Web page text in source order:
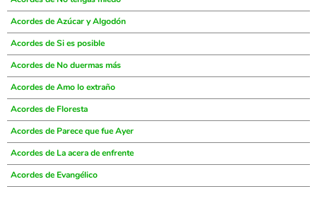
Acordes de Azúcar y Algodón
Acordes de Si es posible
Acordes de No duermas más
Acordes de Amo lo extraño
Acordes de Floresta
Acordes de Parece que fue Ayer
Acordes de La acera de enfrente
Acordes de Evangélico